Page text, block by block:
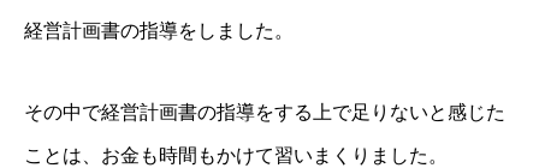
経営計画書の指導をしました。
その中で経営計画書の指導をする上で足りないと感じた
ことは、お金も時間もかけて習いまくりました。